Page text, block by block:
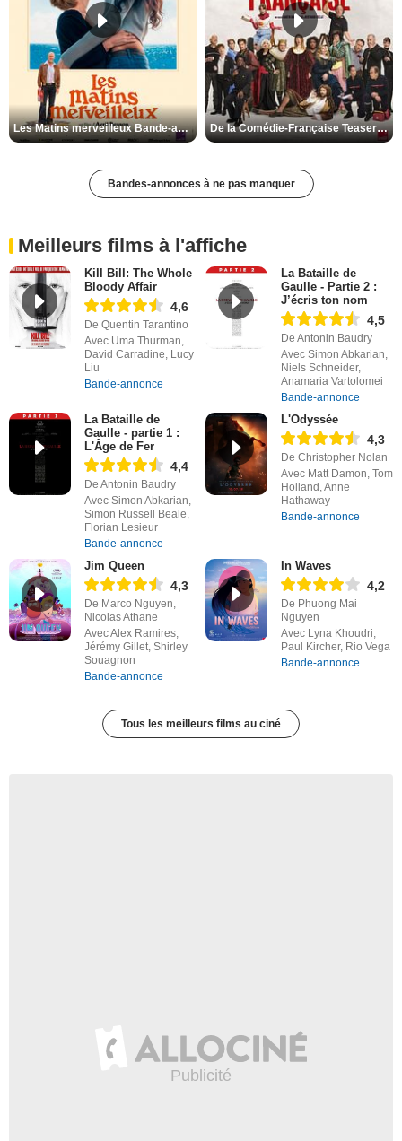
Les Matins merveilleux Bande-annonce VF De la Comédie-Française Teaser VF
Bandes-annonces à ne pas manquer
Meilleurs films à l'affiche
Kill Bill: The Whole
Bloody Affair
4,6
De Quentin Tarantino
Avec Uma Thurman,
David Carradine, Lucy
Liu
Bande-annonce
La Bataille de
Gaulle - Partie 2 :
J’écris ton nom
4,5
De Antonin Baudry
Avec Simon Abkarian,
Niels Schneider,
Anamaria Vartolomei
Bande-annonce
La Bataille de
Gaulle - partie 1 :
L'Âge de Fer
4,4
De Antonin Baudry
Avec Simon Abkarian,
Simon Russell Beale,
Florian Lesieur
Bande-annonce
L'Odyssée
4,3
De Christopher Nolan
Avec Matt Damon, Tom
Holland, Anne
Hathaway
Bande-annonce
Jim Queen
4,3
De Marco Nguyen,
Nicolas Athane
Avec Alex Ramires,
Jérémy Gillet, Shirley
Souagnon
Bande-annonce
In Waves
4,2
De Phuong Mai
Nguyen
Avec Lyna Khoudri,
Paul Kircher, Rio Vega
Bande-annonce
Tous les meilleurs films au ciné